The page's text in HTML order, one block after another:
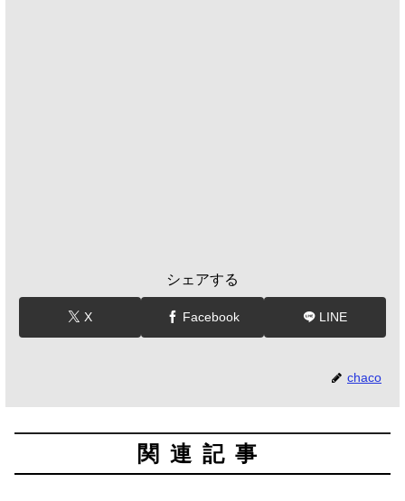
シェアする
X Facebook LINE
chaco
関連記事